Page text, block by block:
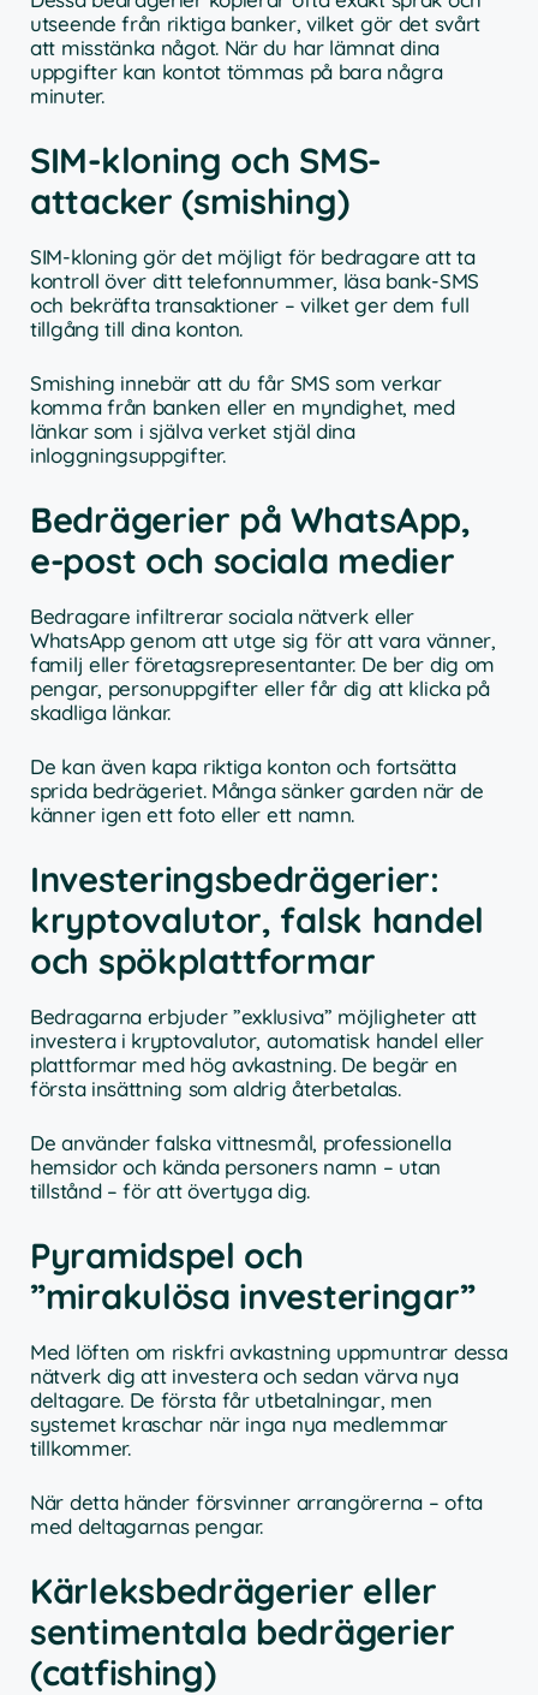
utseende från riktiga banker, vilket gör det svårt
att misstänka något. När du har lämnat dina
uppgifter kan kontot tömmas på bara några
minuter.
SIM-kloning och SMS-
attacker (smishing)
SIM-kloning gör det möjligt för bedragare att ta
kontroll över ditt telefonnummer, läsa bank-SMS
och bekräfta transaktioner – vilket ger dem full
tillgång till dina konton.
Smishing innebär att du får SMS som verkar
komma från banken eller en myndighet, med
länkar som i själva verket stjäl dina
inloggningsuppgifter.
Bedrägerier på WhatsApp,
e-post och sociala medier
Bedragare infiltrerar sociala nätverk eller
WhatsApp genom att utge sig för att vara vänner,
familj eller företagsrepresentanter. De ber dig om
pengar, personuppgifter eller får dig att klicka på
skadliga länkar.
De kan även kapa riktiga konton och fortsätta
sprida bedrägeriet. Många sänker garden när de
känner igen ett foto eller ett namn.
Investeringsbedrägerier:
kryptovalutor, falsk handel
och spökplattformar
Bedragarna erbjuder ”exklusiva” möjligheter att
investera i kryptovalutor, automatisk handel eller
plattformar med hög avkastning. De begär en
första insättning som aldrig återbetalas.
De använder falska vittnesmål, professionella
hemsidor och kända personers namn – utan
tillstånd – för att övertyga dig.
Pyramidspel och
”mirakulösa investeringar”
Med löften om riskfri avkastning uppmuntrar dessa
nätverk dig att investera och sedan värva nya
deltagare. De första får utbetalningar, men
systemet kraschar när inga nya medlemmar
tillkommer.
När detta händer försvinner arrangörerna – ofta
med deltagarnas pengar.
Kärleksbedrägerier eller
sentimentala bedrägerier
(catfishing)